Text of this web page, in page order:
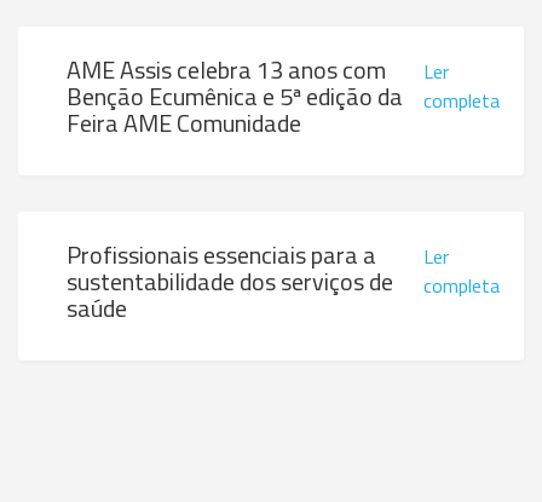
AME Assis celebra 13 anos com
Benção Ecumênica e 5ª edição da
Feira AME Comunidade
Ler
completa
Profissionais essenciais para a
sustentabilidade dos serviços de
saúde
Ler
completa